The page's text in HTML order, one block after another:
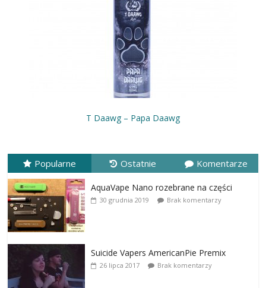
T Daawg – Papa Daawg
Popularne Ostatnie Komentarze
AquaVape Nano rozebrane na części
30 grudnia 2019 Brak komentarzy
Suicide Vapers AmericanPie Premix
26 lipca 2017 Brak komentarzy